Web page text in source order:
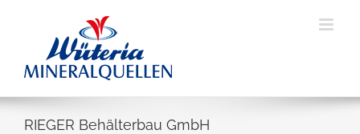
RIEGER Behälterbau GmbH